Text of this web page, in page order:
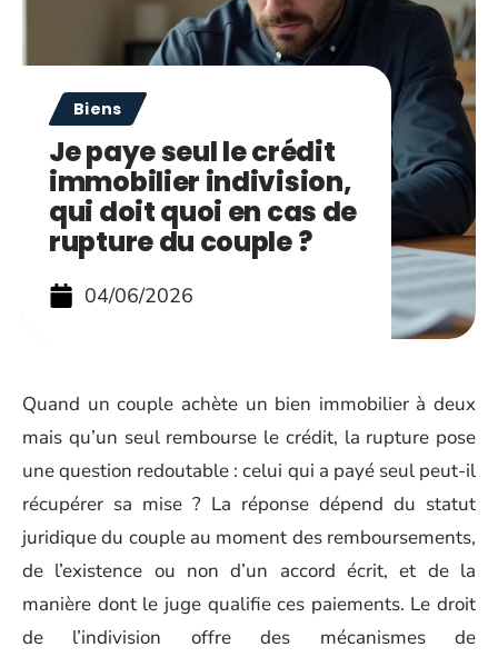
Biens
Je paye seul le crédit
immobilier indivision,
qui doit quoi en cas de
rupture du couple ?
04/06/2026
Quand un couple achète un bien immobilier à deux
mais qu’un seul rembourse le crédit, la rupture pose
une question redoutable : celui qui a payé seul peut-il
récupérer sa mise ? La réponse dépend du statut
juridique du couple au moment des remboursements,
de l’existence ou non d’un accord écrit, et de la
manière dont le juge qualifie ces paiements. Le droit
de l’indivision offre des mécanismes de